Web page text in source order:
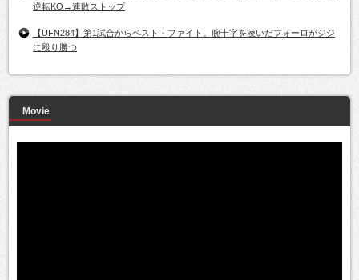
逆転KO→連敗ストップ
【UFN284】第1試合からベスト・ファイト。腕十字を凌いだフォーロがジジ
に殴り勝つ
Movie